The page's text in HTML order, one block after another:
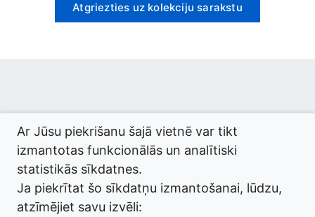
Atgriezties uz kolekciju sarakstu
© 2026 termini.gov.lv. Izstrādātājs:Tilde.
Ar Jūsu piekrišanu šajā vietnē var tikt
izmantotas funkcionālās un analītiski
statistikās sīkdatnes.
Ja piekrītat šo sīkdatņu izmantošanai, lūdzu,
atzīmējiet savu izvēli: